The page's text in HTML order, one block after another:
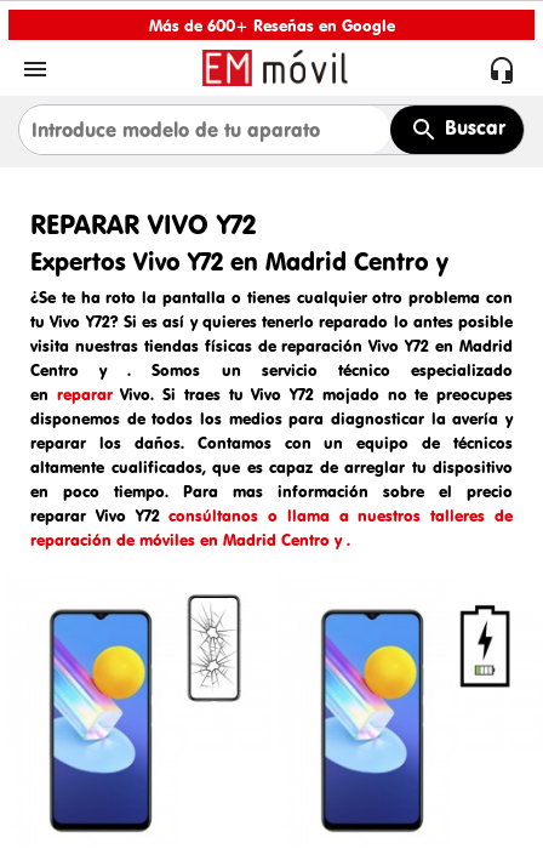
Más de 600+ Reseñas en Google
 
Buscar
REPARAR VIVO Y72
Expertos Vivo Y72 en Madrid Centro y
¿Se te ha roto la pantalla o tienes cualquier otro problema con
tu Vivo Y72? Si es así y quieres tenerlo reparado lo antes posible
visita nuestras tiendas físicas dereparación Vivo Y72 en Madrid
Centro y. Somos un servicio técnico especializado
en repararVivo. Si traes tu Vivo Y72 mojado no te preocupes
disponemos de todos los medios para diagnosticar la avería y
reparar los daños. Contamos con un equipo de técnicos
altamente cualificados, que es capaz de arreglar tu dispositivo
en poco tiempo. Para mas información sobre el precio
repararVivo Y72consúltanos o llama a nuestros talleres de
reparación de móviles en Madrid Centro y .